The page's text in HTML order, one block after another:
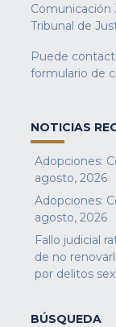
Comunicación
Tribunal de
Puede
formulario de
NOTICIAS
Adopciones:
agosto, 2026
Adopciones:
agosto, 2026
Fallo judicial
de no
por delitos
BÚSQUEDA